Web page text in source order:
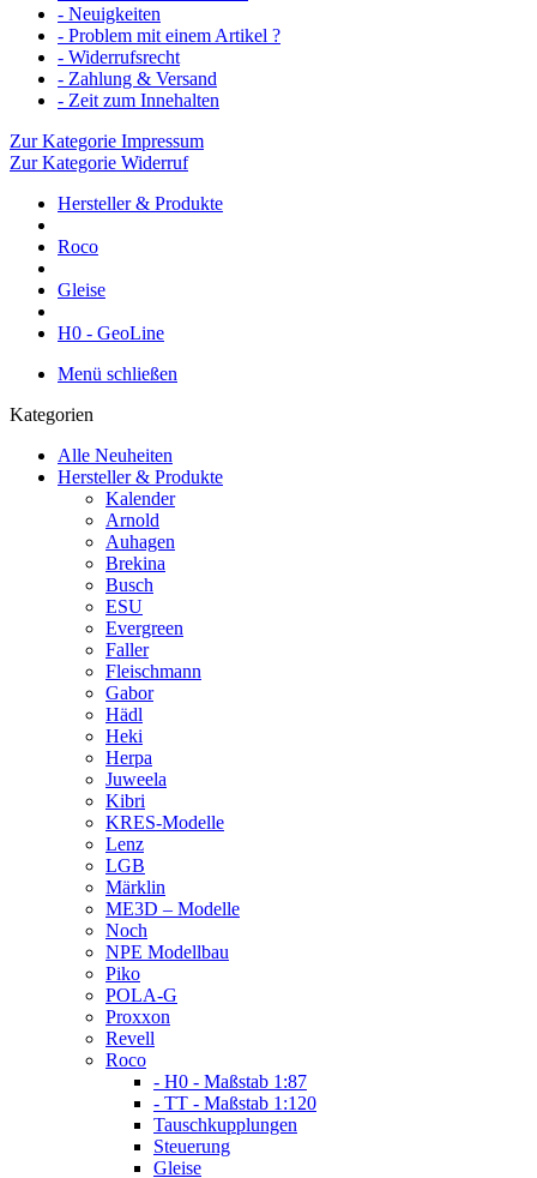
- Neuigkeiten
- Problem mit einem Artikel ?
- Widerrufsrecht
- Zahlung & Versand
- Zeit zum Innehalten
Zur Kategorie Impressum
Zur Kategorie Widerruf
Hersteller & Produkte
Roco
Gleise
H0 - GeoLine
Menü schließen
Kategorien
Alle Neuheiten
Hersteller & Produkte
Kalender
Arnold
Auhagen
Brekina
Busch
ESU
Evergreen
Faller
Fleischmann
Gabor
Hädl
Heki
Herpa
Juweela
Kibri
KRES-Modelle
Lenz
LGB
Märklin
ME3D – Modelle
Noch
NPE Modellbau
Piko
POLA-G
Proxxon
Revell
Roco
- H0 - Maßstab 1:87
- TT - Maßstab 1:120
Tauschkupplungen
Steuerung
Gleise